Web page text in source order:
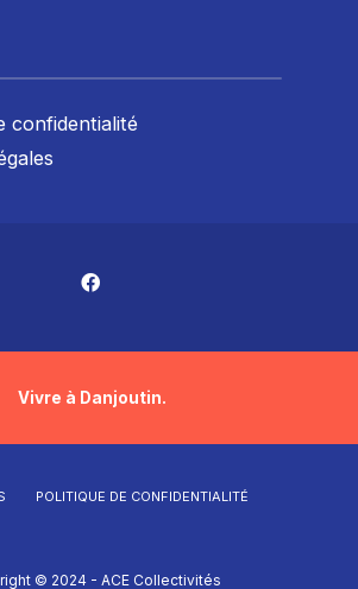
confidentialité
Vivre à Danjoutin.
POLITIQUE DE CONFIDENTIALITÉ
© 2024 - ACE Collectivités